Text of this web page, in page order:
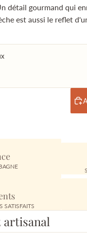
détail gourmand qui
est aussi le reflet
SATISFAITS
artisanal